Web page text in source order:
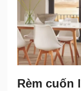
Rèm cuốn